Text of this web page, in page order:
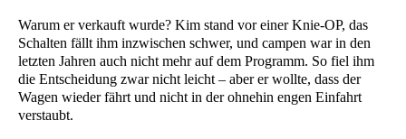
Warum er verkauft wurde? Kim stand vor einer Knie-OP, das
Schalten fällt ihm inzwischen schwer, und campen war in den
letzten Jahren auch nicht mehr auf dem Programm. So fiel ihm
die Entscheidung zwar nicht leicht – aber er wollte, dass der
Wagen wieder fährt und nicht in der ohnehin engen Einfahrt
verstaubt.